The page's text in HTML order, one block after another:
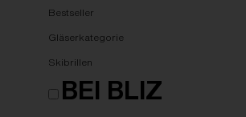
Bestseller
Gläserkategorie
Skibrillen
BEI BLIZ